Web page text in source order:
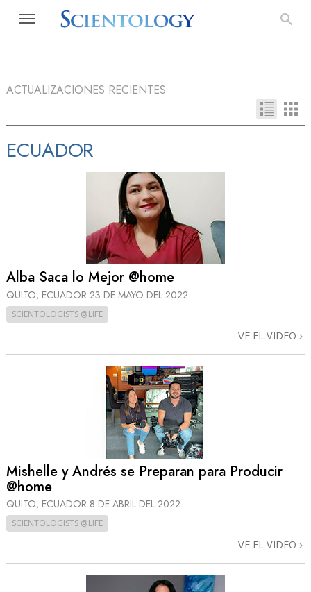
ACTUALIZACIONES RECIENTES
ECUADOR
Alba Saca lo Mejor @home
QUITO, ECUADOR 23 DE MAYO DEL 2022
SCIENTOLOGISTS @LIFE
VE EL VIDEO
Mishelle y Andrés se Preparan para Producir
@home
QUITO, ECUADOR 8 DE ABRIL DEL 2022
SCIENTOLOGISTS @LIFE
VE EL VIDEO